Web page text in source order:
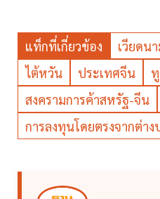
แท็กที่เกี่ยวข้อง เวียดน
ไต้หวัน
ประเทศจีน
สงครามการค้าสหรัฐ-จีน
การลงทุนโดยตรงจากต่าง